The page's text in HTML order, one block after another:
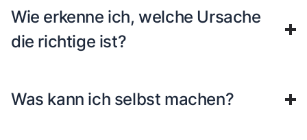
Wie erkenne ich, welche Ursache
die richtige ist?
Was kann ich selbst machen?